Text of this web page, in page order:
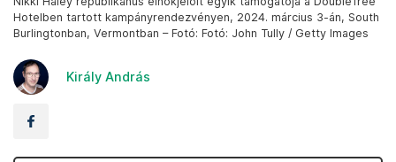
Hotelben tartott kampányrendezvényen, 2024. március 3-án, South
Burlingtonban, Vermontban – Fotó: Fotó: John Tully / Getty Images
Király András